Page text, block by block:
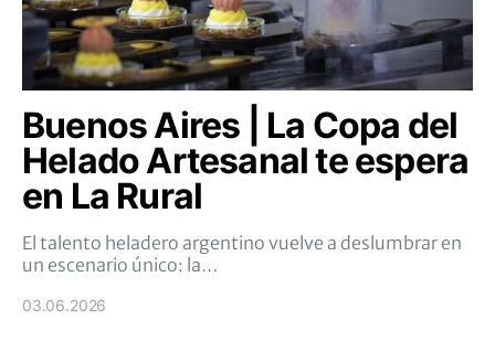
Buenos Aires | La Copa del
Helado Artesanal te espera
en La Rural
El talento heladero argentino vuelve a deslumbrar en
un escenario único: la…
03.06.2026